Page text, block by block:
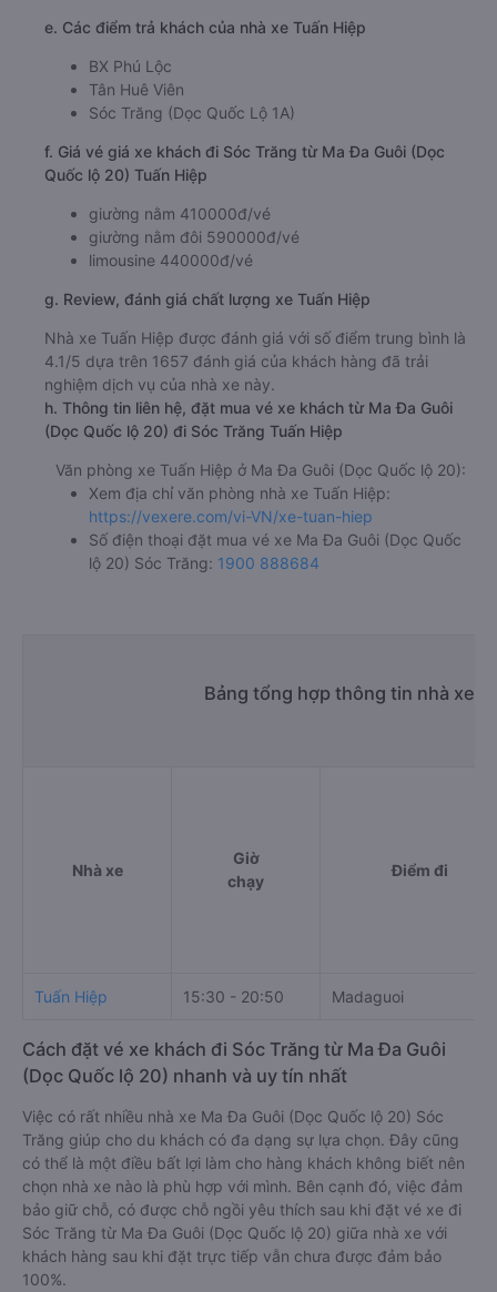
e. Các điểm trả khách của nhà xe Tuấn Hiệp
BX Phú Lộc
Tân Huê Viên
Sóc Trăng (Dọc Quốc Lộ 1A)
f. Giá vé giá xe khách đi Sóc Trăng từ Ma Đa Guôi (Dọc
Quốc lộ 20) Tuấn Hiệp
giường nằm 410000đ/vé
giường nằm đôi 590000đ/vé
limousine 440000đ/vé
g. Review, đánh giá chất lượng xe Tuấn Hiệp
Nhà xe Tuấn Hiệp được đánh giá với số điểm trung bình là
4.1/5 dựa trên 1657 đánh giá của khách hàng đã trải
nghiệm dịch vụ của nhà xe này.
h. Thông tin liên hệ, đặt mua vé xe khách từ Ma Đa Guôi
(Dọc Quốc lộ 20) đi Sóc Trăng Tuấn Hiệp
Văn phòng xe Tuấn Hiệp ở Ma Đa Guôi (Dọc Quốc lộ 20):
Xem địa chỉ văn phòng nhà xe Tuấn Hiệp:
https://vexere.com/vi-VN/xe-tuan-hiep
Số điện thoại đặt mua vé xe Ma Đa Guôi (Dọc Quốc
lộ 20) Sóc Trăng: 1900 888684
Bảng tổng hợp thông tin nhà xe
Nhà xe
Giờ
chạy
Điểm đi
Tuấn Hiệp 15:30 - 20:50 Madaguoi
Cách đặt vé xe khách đi Sóc Trăng từ Ma Đa Guôi
(Dọc Quốc lộ 20) nhanh và uy tín nhất
Việc có rất nhiều nhà xe Ma Đa Guôi (Dọc Quốc lộ 20) Sóc
Trăng giúp cho du khách có đa dạng sự lựa chọn. Đây cũng
có thể là một điều bất lợi làm cho hàng khách không biết nên
chọn nhà xe nào là phù hợp với mình. Bên cạnh đó, việc đảm
bảo giữ chỗ, có được chỗ ngồi yêu thích sau khi đặt vé xe đi
Sóc Trăng từ Ma Đa Guôi (Dọc Quốc lộ 20) giữa nhà xe với
khách hàng sau khi đặt trực tiếp vẫn chưa được đảm bảo
100%.